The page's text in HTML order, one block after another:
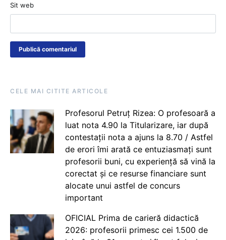
Sit web
CELE MAI CITITE ARTICOLE
Profesorul Petruț Rizea: O profesoară a
luat nota 4.90 la Titularizare, iar după
contestații nota a ajuns la 8.70 / Astfel
de erori îmi arată ce entuziasmați sunt
profesorii buni, cu experiență să vină la
corectat și ce resurse financiare sunt
alocate unui astfel de concurs
important
OFICIAL Prima de carieră didactică
2026: profesorii primesc cei 1.500 de